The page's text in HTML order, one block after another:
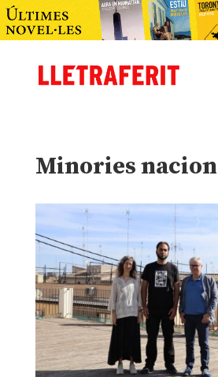
Minories